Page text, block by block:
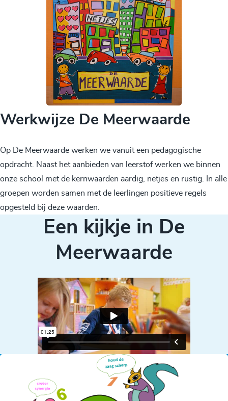
Werkwijze De Meerwaarde
Op De Meerwaarde werken we vanuit een pedagogische
opdracht. Naast het aanbieden van leerstof werken we binnen
onze school met de kernwaarden aardig, netjes en rustig. In alle
groepen worden samen met de leerlingen positieve regels
opgesteld bij deze waarden.
Een kijkje in De
Meerwaarde